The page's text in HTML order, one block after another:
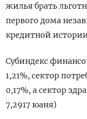
жилья брать
первого дома
кредитной
Субиндекс
1,21%, сектор
0,17%, а сектор
7,2917 юаня)